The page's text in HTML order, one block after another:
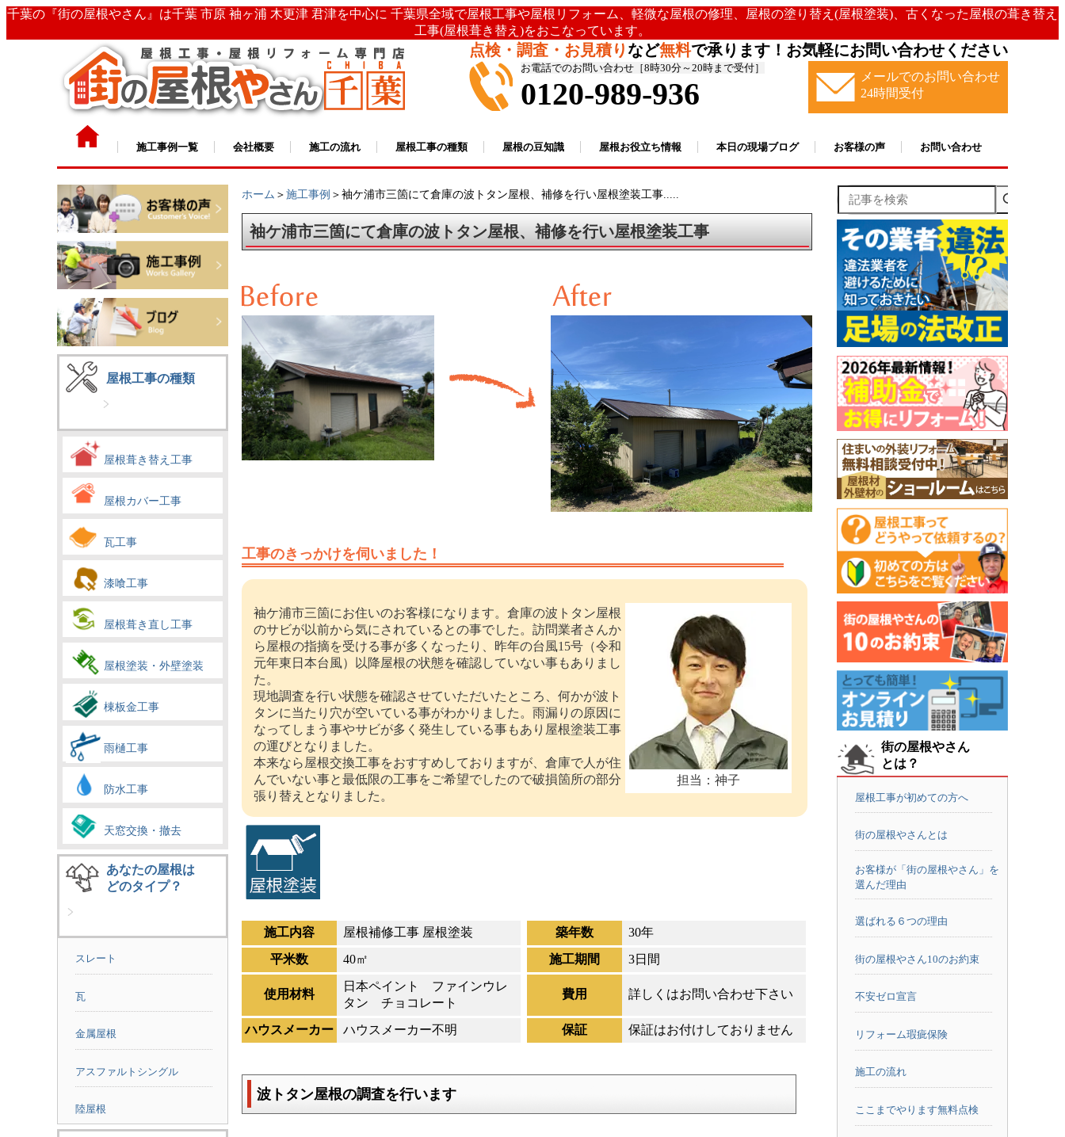
千葉の『街の屋根やさん』は千葉 市原 袖ヶ浦 木更津 君津を中心に 千葉県全域で屋根工事や屋根リフォーム、軽微な屋根の修理、屋根の塗り替え(屋根塗装)、古くなった屋根の葺き替え
工事(屋根葺き替え)をおこなっています。
点検・調査・お見積りなど無料で承ります！お気軽にお問い合わせください
お電話でのお問い合わせ［8時30分～20時まで受付］
0120-989-936
メールでのお問い合わせ
24時間受付
施工事例一覧 会社概要 施工の流れ 屋根工事の種類 屋根の豆知識 屋根お役立ち情報 本日の現場ブログ お客様の声 お問い合わせ
屋根工事の種類
屋根葺き替え工事
屋根カバー工事
瓦工事
漆喰工事
屋根葺き直し工事
屋根塗装・外壁塗装
棟板金工事
雨樋工事
防水工事
天窓交換・撤去
あなたの屋根は
どのタイプ？
スレート
瓦
金属屋根
アスファルトシングル
陸屋根
ホーム ＞ 施工事例 ＞袖ケ浦市三箇にて倉庫の波トタン屋根、補修を行い屋根塗装工事.....
袖ケ浦市三箇にて倉庫の波トタン屋根、補修を行い屋根塗装工事
工事のきっかけを伺いました！
担当：神子
袖ケ浦市三箇にお住いのお客様になります。倉庫の波トタン屋根
のサビが以前から気にされているとの事でした。訪問業者さんか
ら屋根の指摘を受ける事が多くなったり、昨年の台風15号（令和
元年東日本台風）以降屋根の状態を確認していない事もありまし
た。
現地調査を行い状態を確認させていただいたところ、何かが波ト
タンに当たり穴が空いている事がわかりました。雨漏りの原因に
なってしまう事やサビが多く発生している事もあり屋根塗装工事
の運びとなりました。
本来なら屋根交換工事をおすすめしておりますが、倉庫で人が住
んでいない事と最低限の工事をご希望でしたので破損箇所の部分
張り替えとなりました。
施工内容 屋根補修工事 屋根塗装 築年数
30年
平米数
40㎡ 施工期間 3日間
使用材料
日本ペイント ファインウレ
タン チョコレート
費用 詳しくはお問い合わせ下さい
ハウスメーカー ハウスメーカー不明 保証 保証はお付けしておりません
波トタン屋根の調査を行います
記事を検索
街の屋根やさん
とは？
屋根工事が初めての方へ
街の屋根やさんとは
お客様が「街の屋根やさん」を
選んだ理由
選ばれる６つの理由
街の屋根やさん10のお約束
不安ゼロ宣言
リフォーム瑕疵保険
施工の流れ
ここまでやります無料点検